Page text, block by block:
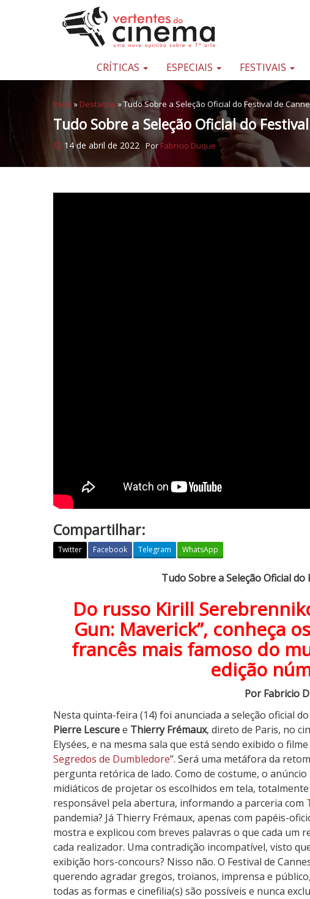
Pular para o conteúdo
Uma
sobre
sétima
arte
CRÍTICAS ESPECIAIS FESTIVAIS
Início » Destaque »Tudo Sobre a Seleção Oficial do Festival de
Tudo Sobre a Seleção Oficial do
14 de abril de 2022 PorFabricio Duque
Compartilhar:
Twitter Facebook Telegram WhatsApp
a
S
e
l
ç
O
i
Tudo Sobre a Seleção Oficial do
Do russo Kirill
Gun: Maverick”, conheça
francês mais famoso do
edição
Por Fabricio
Nesta quinta-feira (14) foi anunciada a seleção oficial do
Pierre Lescuree Thierry Frémaux, direto de Paris, no
Elysées, e na mesma sala que está sendo exibido o filme
Segredos de Dumbledore”. Será uma metáfora da
pergunta retórica de lado. Como de costume, o
midiáticos de projetar os escolhidos em tela,
responsável pela abertura, informando a parceria com
pandemia? Já Thierry Frémaux, apenas com papéis-
mostra e explicou com breves palavras o que cada um
cada realizador. Uma contradição incompatível, visto
exibição hors-concours? Nisso não. O Festival de
querendo agradar gregos, troianos, imprensa e
todas as formas e cinefilia(s) são possíveis e nunca